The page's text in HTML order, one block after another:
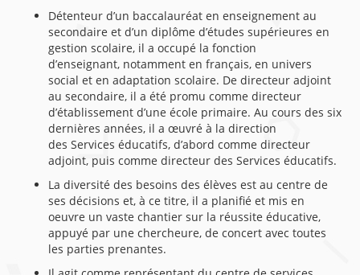
Détenteur d’un baccalauréat en enseignement au
secondaire et d’un diplôme d’études supérieures en
gestion scolaire, il a occupé la fonction
d’enseignant, notamment en français, en univers
social et en adaptation scolaire. De directeur adjoint
au secondaire, il a été promu comme directeur
d’établissement d’une école primaire. Au cours des six
dernières années, il a œuvré à la direction
des Services éducatifs, d’abord comme directeur
adjoint, puis comme directeur des Services éducatifs.
La diversité des besoins des élèves est au centre de
ses décisions et, à ce titre, il a planifié et mis en
oeuvre un vaste chantier sur la réussite éducative,
appuyé par une chercheure, de concert avec toutes
les parties prenantes.